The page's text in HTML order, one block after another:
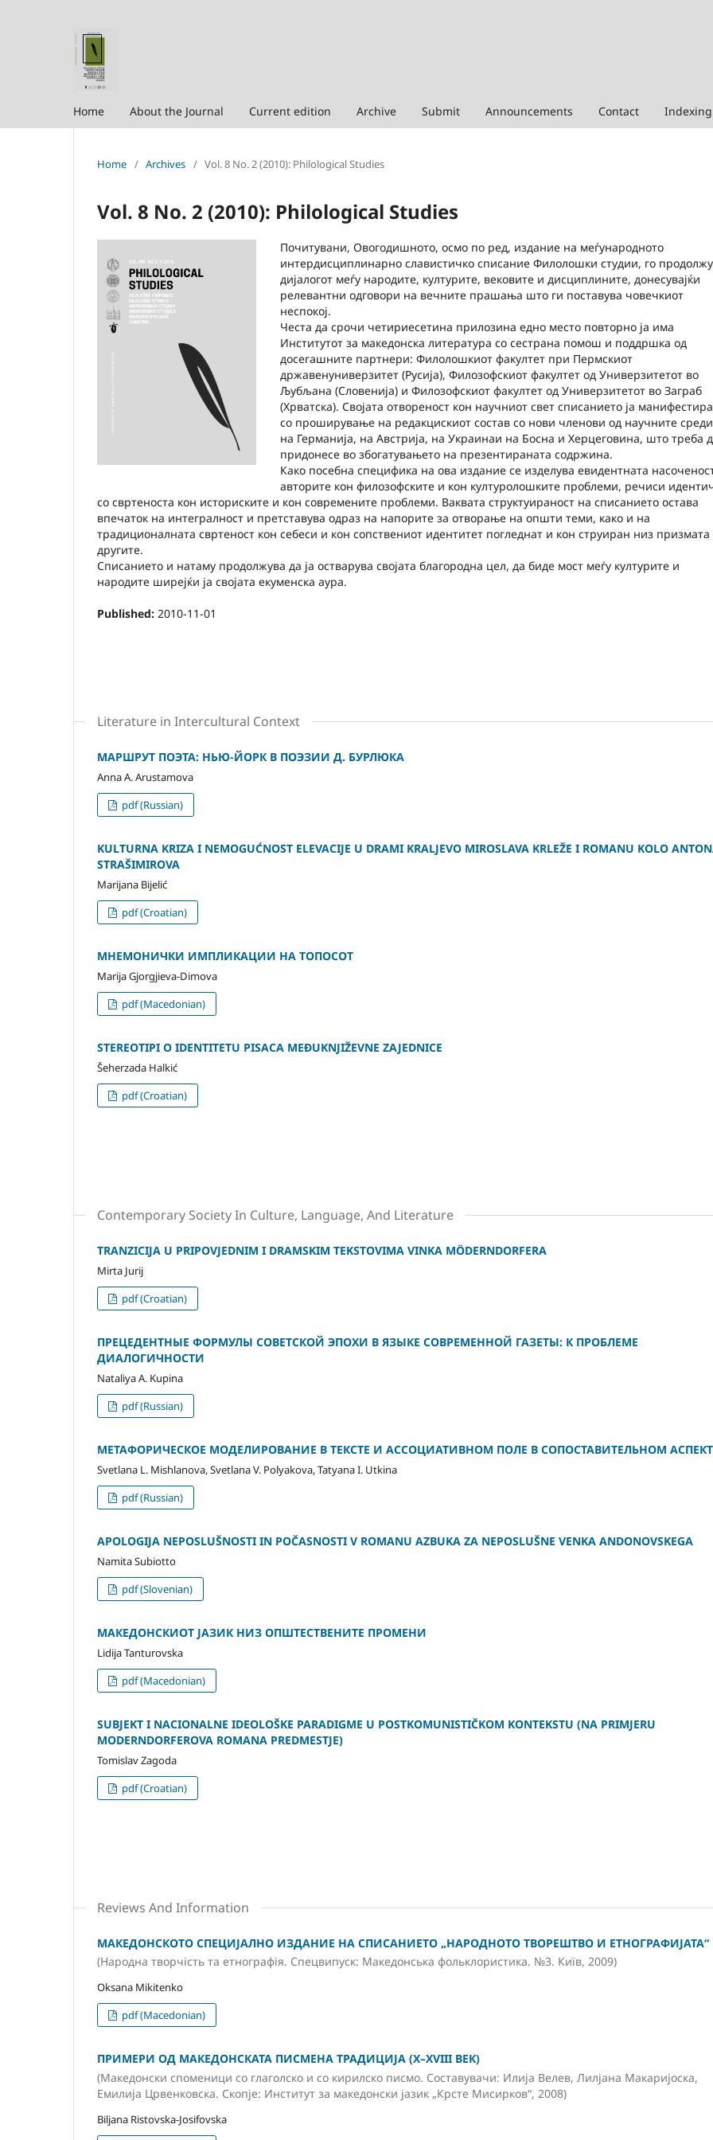
Home About the Journal Current edition Archive Submit Announcements Contact Indexing
Home / Archives / Vol. 8 No. 2 (2010): Philological Studies
Vol. 8 No. 2 (2010): Philological Studies
Почитувани, Овогодишното, осмо по ред, издание на меѓународното
интердисциплинарно славистичко списание Филолошки студии, го
дијалогот меѓу народите, културите, вековите и дисциплините, донесувајќи
релевантни одговори на вечните прашања што ги поставува човечкиот
неспокој.
Честа да срочи четириесетина прилозина едно место повторно ја има
Институтот за македонска литература со сестрана помош и поддршка од
досегашните партнери: Филолошкиот факултет при Пермскиот
државенуниверзитет (Русија), Филозофскиот факултет од Универзитетот во
Љубљана (Словенија) и Филозофскиот факултет од Универзитетот во Заграб
(Хрватска). Својата отвореност кон научниот свет списанието ја
со проширување на редакцискиот состав со нови членови од научните
на Германија, на Австрија, на Украинаи на Босна и Херцеговина, што треба
придонесе во збогатувањето на презентираната содржина.
Како посебна специфика на ова издание се изделува евидентната
авторите кон филозофските и кон културолошките проблеми, речиси
со свртеноста кон историските и кон современите проблеми. Ваквата структуираност на списанието остава
впечаток на интегралност и претставува одраз на напорите за отворање на општи теми, како и на
традиционалната свртеност кон себеси и кон сопствениот идентитет погледнат и кон струиран низ
другите.
Списанието и натаму продолжува да ја остварува својата благородна цел, да биде мост меѓу културите и
народите ширејќи ја својата екуменска аура.
Published: 2010-11-01
Literature in Intercultural Context
МАРШРУТ ПОЭТА: НЬЮ-ЙОРК В ПОЭЗИИ Д. БУРЛЮКА
Anna A. Arustamova
pdf (Russian)
KULTURNA KRIZA I NEMOGUĆNOST ELEVACIJE U DRAMI KRALJEVO MIROSLAVA KRLEŽE I ROMANU KOLO
STRAŠIMIROVA
Marijana Bijelić
pdf (Croatian)
МНЕМОНИЧКИ ИМПЛИКАЦИИ НА ТОПОСОТ
Marija Gjorgjieva-Dimova
pdf (Macedonian)
STEREOTIPI O IDENTITETU PISACA MEÐUKNJIŽEVNE ZAJEDNICE
Šeherzada Halkić
pdf (Croatian)
Contemporary Society In Culture, Language, And Literature
TRANZICIJA U PRIPOVJEDNIM I DRAMSKIM TEKSTOVIMA VINKA MÖDERNDORFERA
Mirta Jurij
pdf (Croatian)
ПРЕЦЕДЕНТНЫЕ ФОРМУЛЫ СОВЕТСКОЙ ЭПОХИ В ЯЗЫКЕ СОВРЕМЕННОЙ ГАЗЕТЫ: К ПРОБЛЕМЕ
ДИАЛОГИЧНОСТИ
Nataliya A. Kupina
pdf (Russian)
МЕТАФОРИЧЕСКОЕ МОДЕЛИРОВАНИЕ В ТЕКСТЕ И АССОЦИАТИВНОМ ПОЛЕ В СОПОСТАВИТЕЛЬНОМ
Svetlana L. Mishlanova, Svetlana V. Polyakova, Tatyana I. Utkina
pdf (Russian)
APOLOGIJA NEPOSLUŠNOSTI IN POČASNOSTI V ROMANU AZBUKA ZA NEPOSLUŠNE VENKA ANDONOVSKEGA
Namita Subiotto
pdf (Slovenian)
МАКЕДОНСКИОТ ЈАЗИК НИЗ ОПШТЕСТВЕНИТЕ ПРОМЕНИ
Lidija Tanturovska
pdf (Macedonian)
SUBJEKT I NACIONALNE IDEOLOŠKE PARADIGME U POSTKOMUNISTIČKOM KONTEKSTU (NA PRIMJERU
MODERNDORFEROVA ROMANA PREDMESTJE)
Tomislav Zagoda
pdf (Croatian)
Reviews And Information
МАКЕДОНСКОТО СПЕЦИЈАЛНО ИЗДАНИЕ НА СПИСАНИЕТО „НАРОДНОТО ТВОРЕШТВО И ЕТНОГРАФИЈАТА“
(Народна творчість та етнографія. Спецвипуск: Македонська фольклористика. №3. Київ, 2009)
Oksana Mikitenko
pdf (Macedonian)
ПРИМЕРИ ОД МАКЕДОНСКАТА ПИСМЕНА ТРАДИЦИЈА (Х–ХVIII ВЕК)
(Македонски споменици со глаголско и со кирилско писмо. Составувачи: Илија Велев, Лилјана Макаријоска,
Емилија Црвенковска. Скопје: Институт за македонски јазик „Крсте Мисирков“, 2008)
Biljana Ristovska-Josifovska